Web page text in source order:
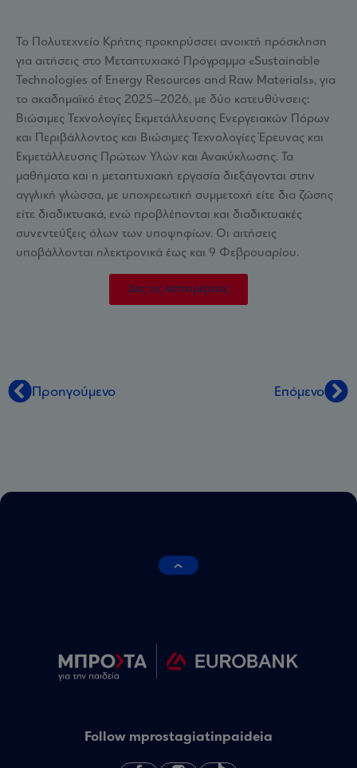
Το Πολυτεχνείο Κρήτης προκηρύσσει ανοικτή πρόσκληση
για αιτήσεις στο Μεταπτυχιακό Πρόγραμμα «Sustainable
Technologies of Energy Resources and Raw Materials», για
το ακαδημαϊκό έτος 2025–2026, με δύο κατευθύνσεις:
Βιώσιμες Τεχνολογίες Εκμετάλλευσης Ενεργειακών Πόρων
και Περιβάλλοντος και Βιώσιμες Τεχνολογίες Έρευνας και
Εκμετάλλευσης Πρώτων Υλών και Ανακύκλωσης. Τα
μαθήματα και η μεταπτυχιακή εργασία διεξάγονται στην
αγγλική γλώσσα, με υποχρεωτική συμμετοχή είτε δια ζώσης
είτε διαδικτυακά, ενώ προβλέπονται και διαδικτυακές
συνεντεύξεις όλων των υποψηφίων. Οι αιτήσεις
υποβάλλονται ηλεκτρονικά έως και 9 Φεβρουαρίου.
Δες τις λεπτομέρειες
Προηγούμενο Επόμενο
Follow mprostagiatinpaideia